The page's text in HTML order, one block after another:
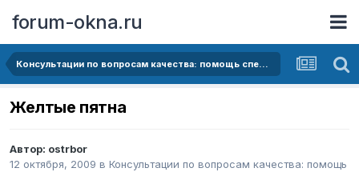
forum-okna.ru
Консультации по вопросам качества: помощь специалиста
Желтые пятна
Автор: ostrbor
12 октября, 2009 в Консультации по вопросам качества: помощь